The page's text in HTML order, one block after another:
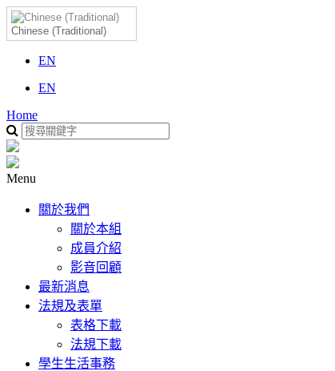
Chinese (Traditional)
EN
EN
Home
Menu
關於我們
關於本組
成員介紹
影音回顧
最新消息
法規及表單
表格下載
法規下載
學生生活事務